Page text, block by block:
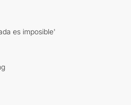
es imposible'